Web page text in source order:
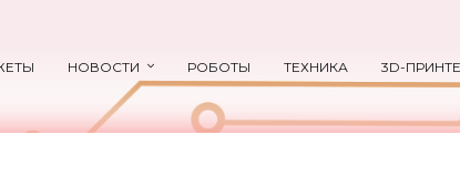
НОВОСТИ РОБОТЫ ТЕХНИКА 3D-